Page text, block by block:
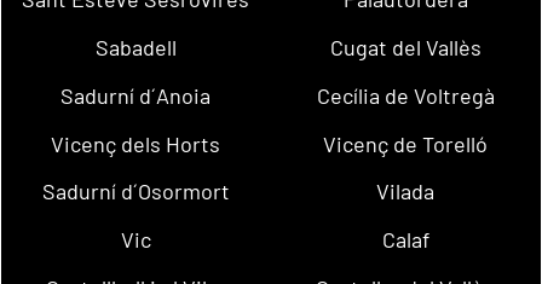
Sabadell
Cugat del Vallès
Sadurní d´Anoia
Cecília de Voltregà
Vicenç dels Horts
Vicenç de Torelló
Sadurní d´Osormort
Vilada
Vic
Calaf